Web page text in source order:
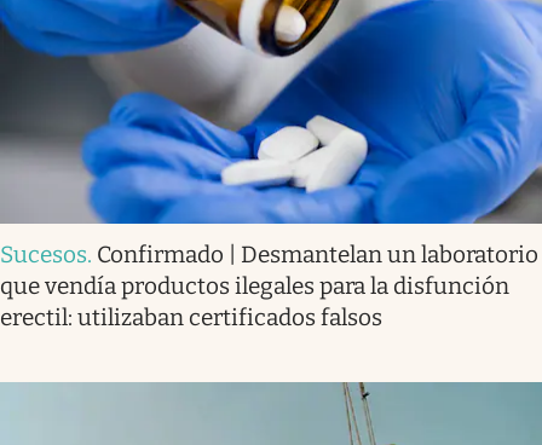
Sucesos. Confirmado | Desmantelan un laboratorio
que vendía productos ilegales para la disfunción
erectil: utilizaban certificados falsos